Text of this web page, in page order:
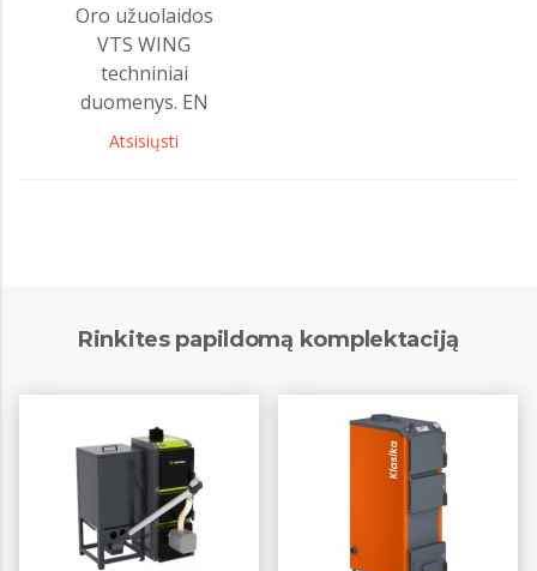
Oro užuolaidos
VTS WING
techniniai
duomenys. EN
Atsisiųsti
Rinkites papildomą komplektaciją